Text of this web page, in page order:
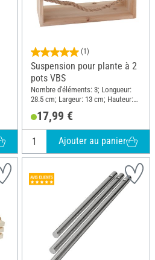
(1)
Suspension pour plante à 2
pots VBS
Nombre d'éléments: 3; Longueur:
28.5 cm; Largeur: 13 cm; Hauteur:
Bois, Zinc
17,99 €
Ajouter au panier